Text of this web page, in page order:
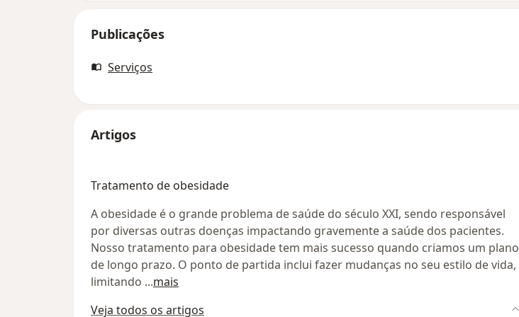
Publicações
Serviços
Artigos
Tratamento de obesidade
A obesidade é o grande problema de saúde do século XXI, sendo responsável
por diversas outras doenças impactando gravemente a saúde dos pacientes.
Nosso tratamento para obesidade tem mais sucesso quando criamos um plano
de longo prazo. O ponto de partida inclui fazer mudanças no seu estilo de vida,
limitando ...mais
Veja todos os artigos